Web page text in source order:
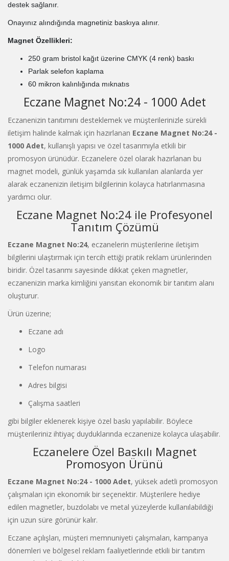
destek sağlanır.
Onayınız alındığında magnetiniz baskıya alınır.
Magnet Özellikleri:
250 gram bristol kağıt üzerine CMYK (4 renk) baskı
Parlak selefon kaplama
60 mikron kalınlığında mıknatıs
Eczane Magnet No:24 - 1000 Adet
Eczanenizin tanıtımını desteklemek ve müşterilerinizle sürekli
iletişim halinde kalmak için hazırlanan Eczane Magnet No:24 -
1000 Adet, kullanışlı yapısı ve özel tasarımıyla etkili bir
promosyon ürünüdür. Eczanelere özel olarak hazırlanan bu
magnet modeli, günlük yaşamda sık kullanılan alanlarda yer
alarak eczanenizin iletişim bilgilerinin kolayca hatırlanmasına
yardımcı olur.
Eczane Magnet No:24 ile Profesyonel
Tanıtım Çözümü
Eczane Magnet No:24, eczanelerin müşterilerine iletişim
bilgilerini ulaştırmak için tercih ettiği pratik reklam ürünlerinden
biridir. Özel tasarımı sayesinde dikkat çeken magnetler,
eczanenizin marka kimliğini yansıtan ekonomik bir tanıtım alanı
oluşturur.
Ürün üzerine;
Eczane adı
Logo
Telefon numarası
Adres bilgisi
Çalışma saatleri
gibi bilgiler eklenerek kişiye özel baskı yapılabilir. Böylece
müşterileriniz ihtiyaç duyduklarında eczanenize kolayca ulaşabilir.
Eczanelere Özel Baskılı Magnet
Promosyon Ürünü
Eczane Magnet No:24 - 1000 Adet, yüksek adetli promosyon
çalışmaları için ekonomik bir seçenektir. Müşterilere hediye
edilen magnetler, buzdolabı ve metal yüzeylerde kullanılabildiği
için uzun süre görünür kalır.
Eczane açılışları, müşteri memnuniyeti çalışmaları, kampanya
dönemleri ve bölgesel reklam faaliyetlerinde etkili bir tanıtım